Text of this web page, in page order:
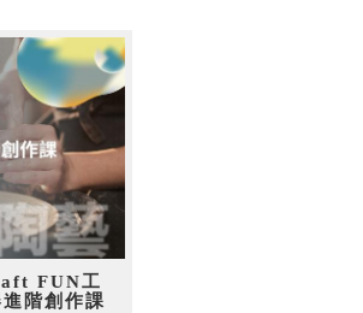
FUN工
階創作課